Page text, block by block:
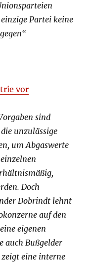
Partei keine
vor
sind
unzulässige
um Abgaswerte
Doch
Dobrindt lehnt
auf den
eigenen
auch Bußgelder
eine interne